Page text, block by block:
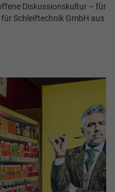
Diskussionskultur – für
Schleiftechnik GmbH aus